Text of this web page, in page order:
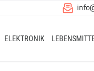
ELEKTRONIK